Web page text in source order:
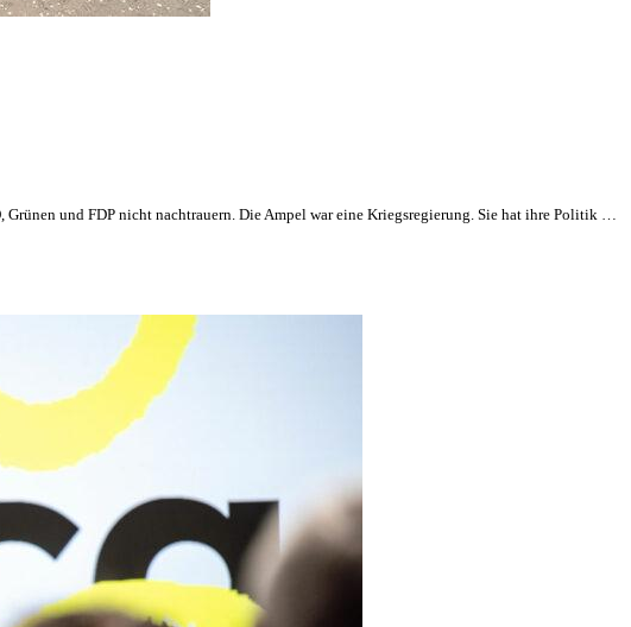
und FDP nicht nachtrauern. Die Ampel war eine Kriegsregierung. Sie hat ihre Politik …